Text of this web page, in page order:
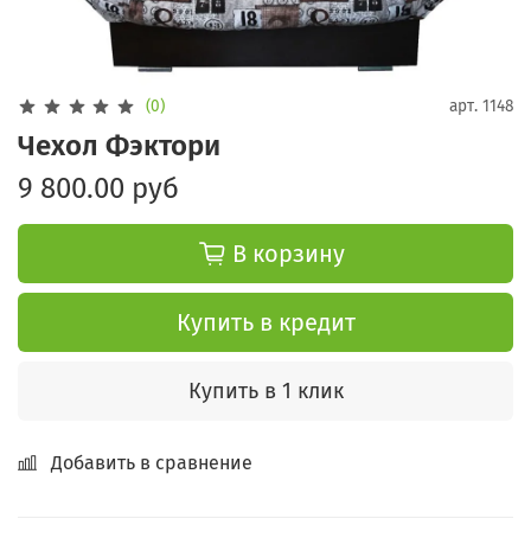
(0) арт. 1148
Чехол Фэктори
9 800.00 руб
В корзину
Купить в кредит
Купить в 1 клик
Добавить в сравнение